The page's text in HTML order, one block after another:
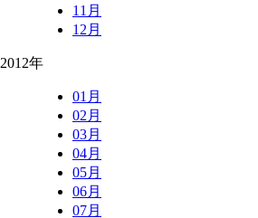
11月
12月
2012年
01月
02月
03月
04月
05月
06月
07月